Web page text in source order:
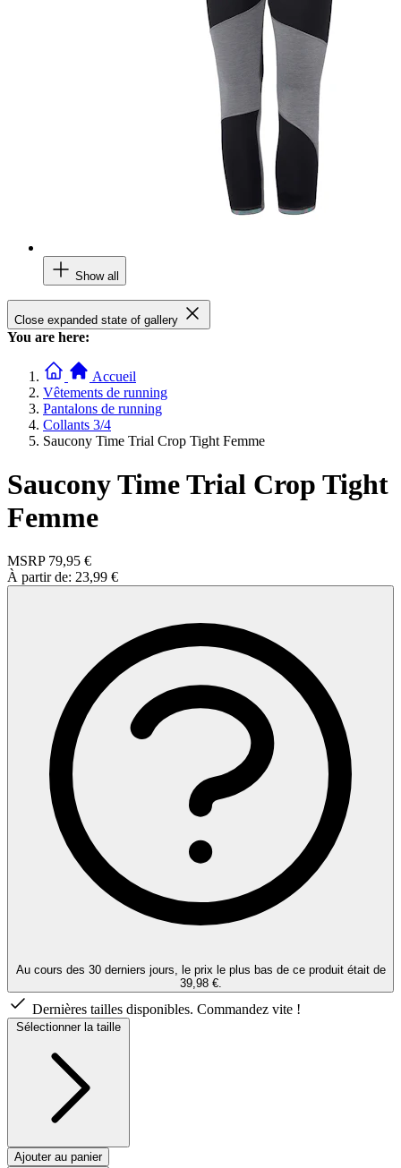
Show all
Close expanded state of gallery
You are here:
Accueil
Vêtements de running
Pantalons de running
Collants 3/4
Saucony Time Trial Crop Tight Femme
Saucony Time Trial Crop Tight
Femme
MSRP 79,95 €
À partir de: 23,99 €
Au cours des 30 derniers jours, le prix le plus bas de ce produit était de
39,98 €.
Dernières tailles disponibles. Commandez vite !
Sélectionner la taille
Ajouter au panier